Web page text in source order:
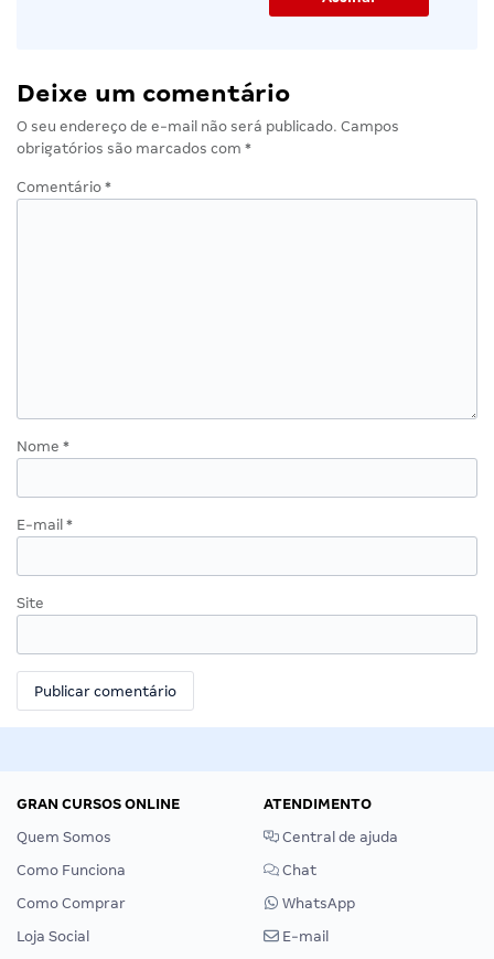
Deixe um comentário
O seu endereço de e-mail não será publicado. Campos
obrigatórios são marcados com *
Comentário *
Nome *
E-mail *
Site
GRAN CURSOS ONLINE
Quem Somos
Como Funciona
Como Comprar
Loja Social
ATENDIMENTO
Central de ajuda
Chat
WhatsApp
E-mail